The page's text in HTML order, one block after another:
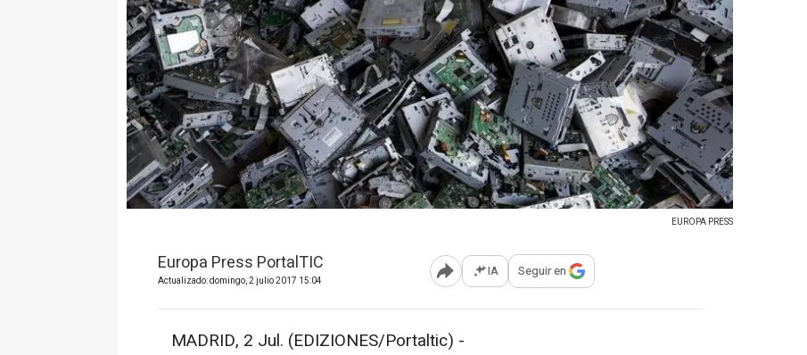
EUROPA PRESS
Europa Press PortalTIC
Actualizado: domingo, 2 julio 2017 15:04 Abrir opciones para compartir
IA Seguir en
MADRID, 2 Jul. (EDIZIONES/Portaltic) -